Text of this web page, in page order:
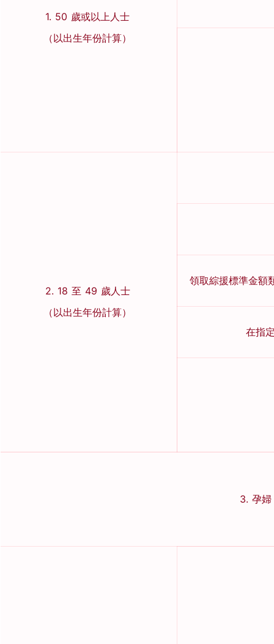
1. 50 歲或以上人士
（以出生年份計算）
2. 18 至 49 歲人士
（以出生年份計算）
領取綜援標準金額
在指
3. 孕婦